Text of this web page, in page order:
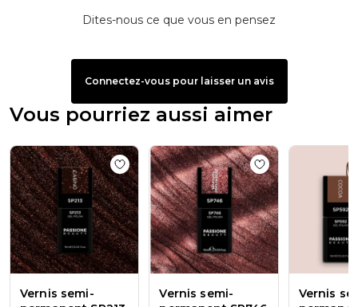
Dites-nous ce que vous en pensez
Connectez-vous pour laisser un avis
Vous pourriez aussi aimer
Add to wishlist Vernis semi-permanent
Vernis semi-
Add to wishlist
Vernis semi-
Vernis